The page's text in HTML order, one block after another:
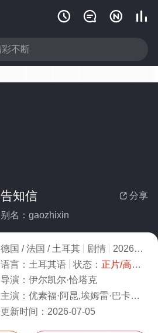
   
 分享
告知信
别名：gaozhixin
德国 / 法国 / 土耳其 剧情 2026
3.0
语言： 土耳其语 状态： 正片/高清
导演： 伊尔凯尔·恰塔克
主演： 优素福·阿昆,埃姆雷·巴卡尔,坦苏·比切尔,莱拉·士麦那·卡巴斯,科勒姆·卡恩,阿齐兹·扎普库尔特,希尔·艾罗格路,Ömer,Filik
更新时间： 2026-07-05